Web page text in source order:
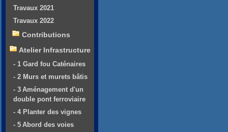
Travaux 2021
Travaux 2022
Contributions
Atelier Infrastructure
- 1 Gard fou Caténaires
- 2 Murs et murets bâtis
- 3 Aménagement d'un
double pont ferroviaire
- 4 Planter des vignes
- 5 Abord des voies